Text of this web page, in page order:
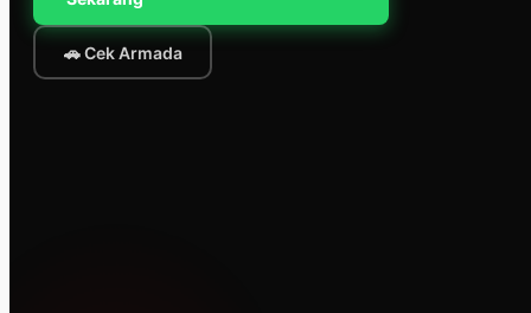
🚗 Cek Armada